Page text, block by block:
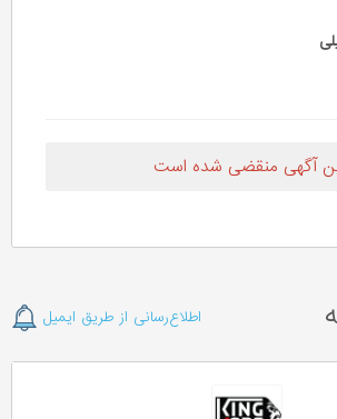
آگهی منقضی شده است
اطلاع‌رسانی از طریق ایمیل